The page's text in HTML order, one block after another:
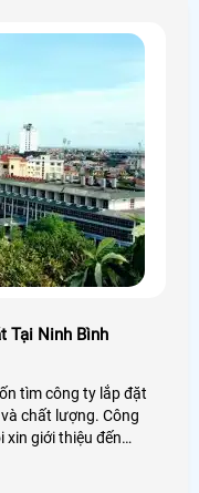
Tại Ninh Bình
tìm công ty lắp đặt
lượng. Công
giới thiệu đến